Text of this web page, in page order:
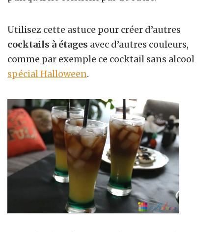
Utilisez cette astuce pour créer d’autres
cocktails à étages avec d’autres couleurs,
comme par exemple ce cocktail sans alcool
spécial Halloween.